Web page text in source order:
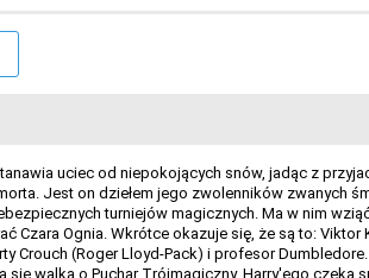
uciec od niepokojących snów, jadąc z
Jest on dziełem jego zwolenników zwanych
turniejów magicznych. Ma w nim
Czara Ognia. Wkrótce okazuje się, że są to: Viktor
(Roger Lloyd-Pack) i profesor
walka o Puchar Trójmagiczny. Harry'ego czeka